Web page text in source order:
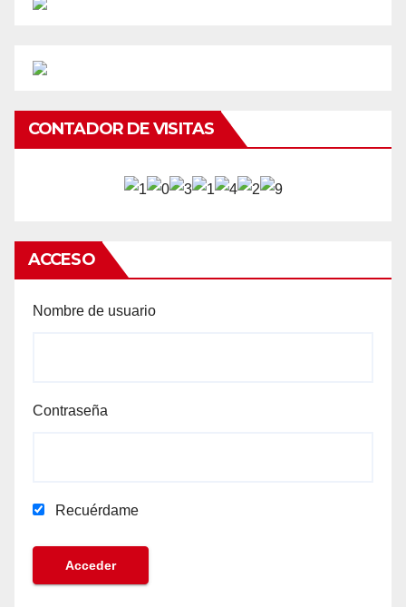
CONTADOR DE VISITAS
ACCESO
Nombre de usuario
Contraseña
Recuérdame